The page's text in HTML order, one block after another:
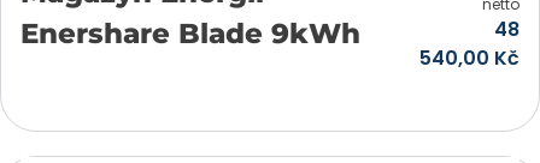
Enershare Blade 9kWh
48
540,00 Kč